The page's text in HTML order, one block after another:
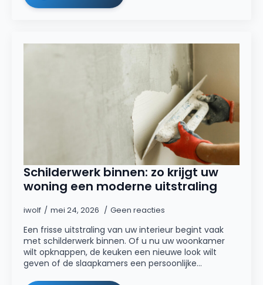
Schilderwerk binnen: zo krijgt uw
woning een moderne uitstraling
iwolf mei 24, 2026 Geen reacties
Een frisse uitstraling van uw interieur begint vaak
met schilderwerk binnen. Of u nu uw woonkamer
wilt opknappen, de keuken een nieuwe look wilt
geven of de slaapkamers een persoonlijke…